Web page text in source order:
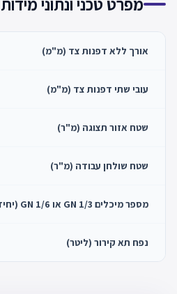
אורך ללא דפנות צד (מ"מ)
עובי שתי דפנות צד (מ"מ)
שטח אזור תצוגה (מ"ר)
שטח שולחן עבודה (מ"ר)
מספר מיכלים GN 1/3 או GN 1/6 (יחידות)
נפח תא קירור (ליטר)